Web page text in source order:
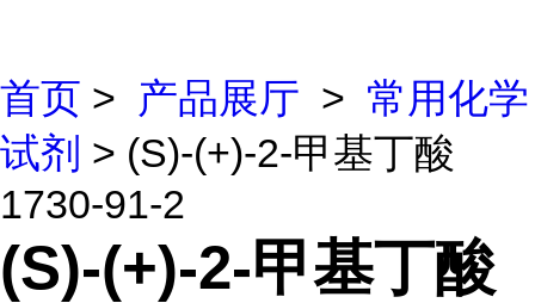
首页 > 产品展厅 > 常用化学
试剂 > (S)-(+)-2-甲基丁酸
1730-91-2
(S)-(+)-2-甲基丁酸